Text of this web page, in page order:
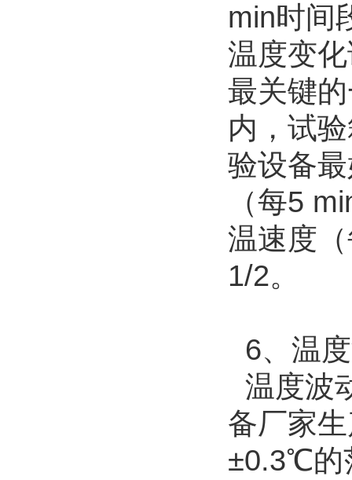
min时间
温度变
最关键
内，试
验设备
（每5
温速度
1/2。
6、温
温度波
备厂家
±0.3℃的